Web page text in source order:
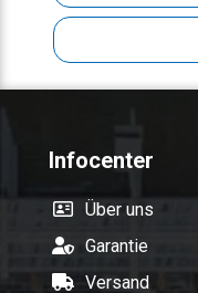
Infocenter
Über uns
Garantie
Versand